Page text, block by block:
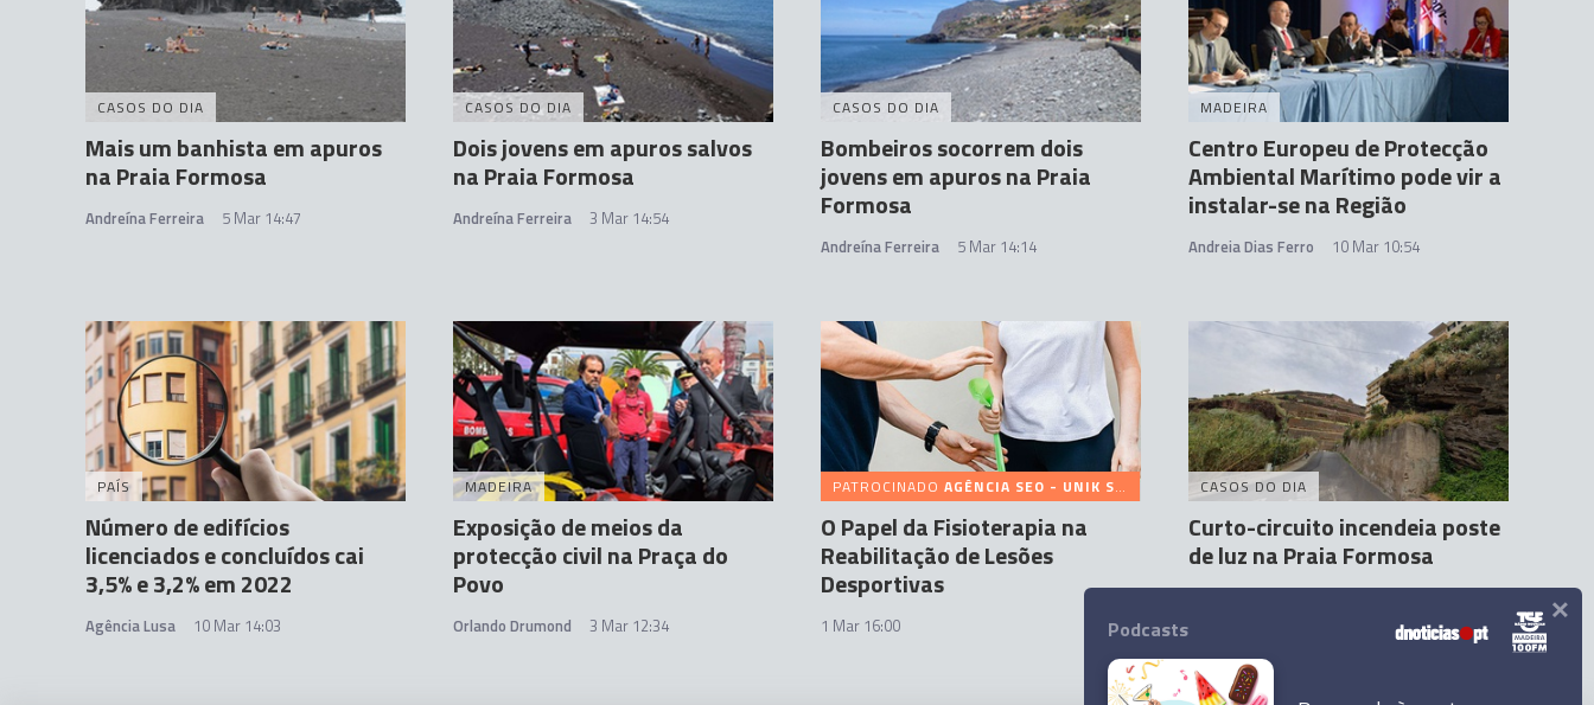
CASOS DO DIA
Mais um banhista em apuros
na Praia Formosa
Andreína Ferreira 5 Mar 14:47
CASOS DO DIA
Dois jovens em apuros salvos
na Praia Formosa
Andreína Ferreira 3 Mar 14:54
CASOS DO DIA
Bombeiros socorrem dois
jovens em apuros na Praia
Formosa
Andreína Ferreira 5 Mar 14:14
MADEIRA
Centro Europeu de Protecção
Ambiental Marítimo pode vir a
instalar-se na Região
Andreia Dias Ferro 10 Mar 10:54
PAÍS
Número de edifícios
licenciados e concluídos cai
3,5% e 3,2% em 2022
Agência Lusa 10 Mar 14:03
MADEIRA
Exposição de meios da
protecção civil na Praça do
Povo
Orlando Drumond 3 Mar 12:34
PATROCINADO AGÊNCIA SEO - UNIK SEO
O Papel da Fisioterapia na
Reabilitação de Lesões
Desportivas
1 Mar 16:00
CASOS DO DIA
Curto-circuito incendeia poste
de luz na Praia Formosa
Podcasts ×